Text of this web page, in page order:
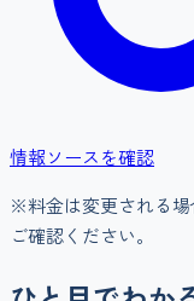
情報ソースを確認
※料金は変更される
ご確認ください。